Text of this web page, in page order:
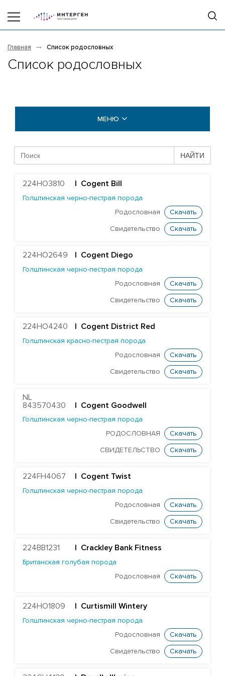
Главная Список родословных
Список родословных
МЕНЮ
Абердин-ангусская порода
Голштинская красно-пестрая порода
Farnear Mega-Man 119-ET
Mr Mega-Dare 54596-ET
X Redrock-View Klutch-ET
ST Gen Noble Abbotsford
KCCK Pet Adidas-Red-ET
EDG SYMP BALDWYN 8198-ET
Edg Mogul Barclay 25000-ET
OCONNORS BOMBER PP-ET
ST GEN NOBLE BRUNOY-ET
STANTONS CASTAWAY 5403-ET
STANTONS ME CENTI-ET
НАЙТИ
224HO3810 Cogent Bill
Голштинская черно-пестрая порода
Родословная
Скачать
Свидетельство Скачать
224HO2649 Cogent Diego
Голштинская черно-пестрая порода
Родословная
Скачать
Свидетельство Скачать
224HO4240 Cogent District Red
Голштинская красно-пестрая порода
Родословная
Скачать
Свидетельство Скачать
NL
843570430
| Cogent Goodwell
Голштинская черно-пестрая порода
РОДОСЛОВНАЯ
Скачать
СВИДЕТЕЛЬСТВО Скачать
224FH4067 Cogent Twist
Голштинская черно-пестрая порода
Родословная
Скачать
Свидетельство Скачать
224BB1231 | Crackley Bank Fitness
Британская голубая порода
Родословная
Скачать
224HO1809 Curtismill Wintery
Голштинская черно-пестрая порода
Родословная
Скачать
Свидетельство Скачать